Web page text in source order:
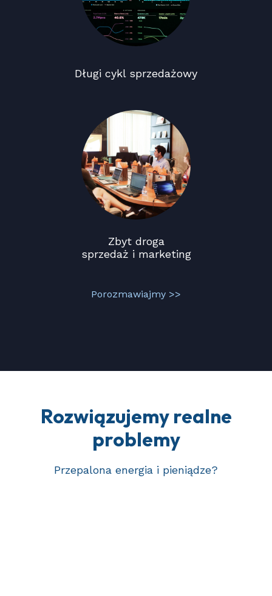
Porozmawiajmy >>
Długi cykl sprzedażowy
Zbyt droga
sprzedaż i marketing
Rozwiązujemy realne
problemy
Przepalona energia i pieniądze?